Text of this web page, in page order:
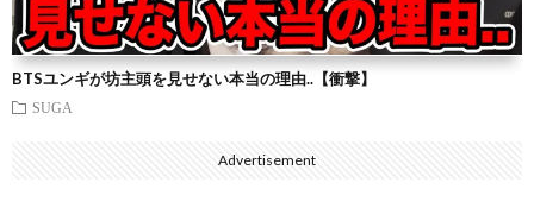
BTSユンギが坊主頭を見せない本当の理由..【衝撃】
SUGA
Advertisement